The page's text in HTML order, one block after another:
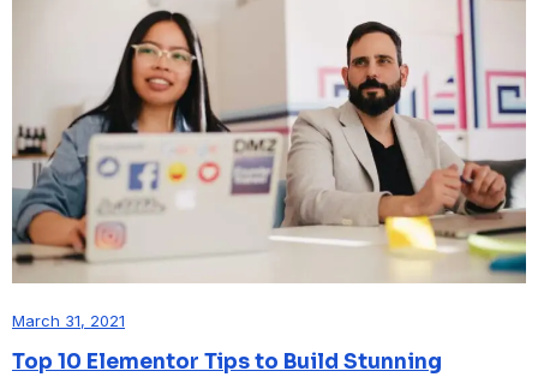
March 31, 2021
Top 10 Elementor Tips to Build Stunning